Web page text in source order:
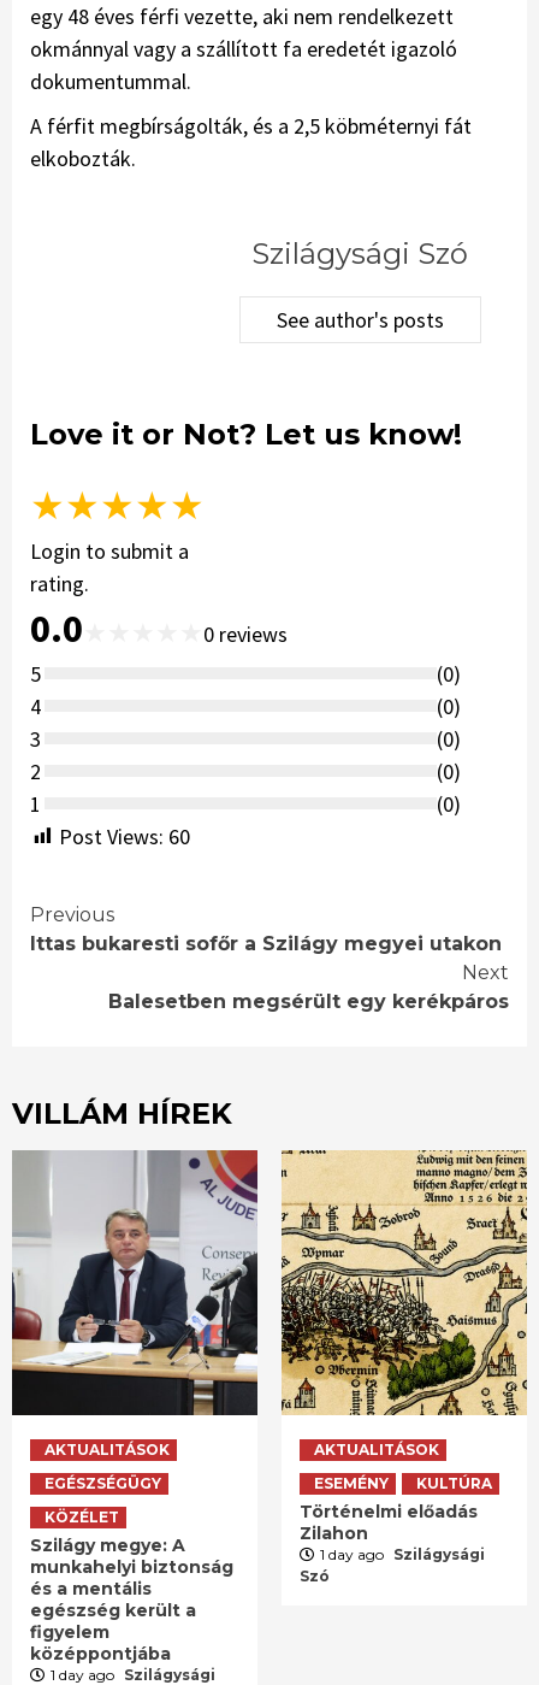
egy 48 éves férfi vezette, aki nem rendelkezett
okmánnyal vagy a szállított fa eredetét igazoló
dokumentummal.
A férfit megbírságolták, és a 2,5 köbméternyi fát
elkobozták.
Szilágysági Szó
See author's posts
Love it or Not? Let us know!
★★★★★
Login to submit a
rating.
0.0 0 reviews
5
(0)
4
(0)
3
(0)
2
(0)
1
(0)
Post Views: 60
Continue
Previous
Ittas bukaresti sofőr a Szilágy megyei utakon
Next
Balesetben megsérült egy kerékpáros
VILLÁM HÍREK
AKTUALITÁSOK
EGÉSZSÉGÜGY
KÖZÉLET
Szilágy megye: A
munkahelyi biztonság
és a mentális
egészség került a
figyelem
középpontjába
1 day ago Szilágysági
AKTUALITÁSOK
ESEMÉNY
KULTÚRA
Történelmi előadás
Zilahon
1 day ago Szilágysági
Szó